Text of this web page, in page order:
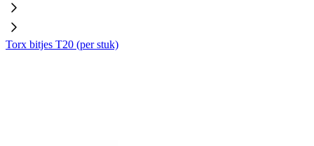
Torx bitjes T20 (per stuk)